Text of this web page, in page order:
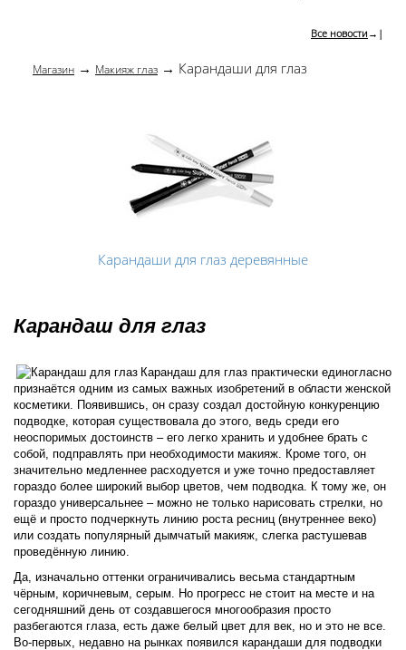
Все новости →|
Магазин → Макияж глаз → Карандаши для глаз
Карандаши для глаз деревянные
Карандаш для глаз
Карандаш для глаз практически единогласно
признаётся одним из самых важных изобретений в области женской
косметики. Появившись, он сразу создал достойную конкуренцию
подводке, которая существовала до этого, ведь среди его
неоспоримых достоинств – его легко хранить и удобнее брать с
собой, подправлять при необходимости макияж. Кроме того, он
значительно медленнее расходуется и уже точно предоставляет
гораздо более широкий выбор цветов, чем подводка. К тому же, он
гораздо универсальнее – можно не только нарисовать стрелки, но
ещё и просто подчеркнуть линию роста ресниц (внутреннее веко)
или создать популярный дымчатый макияж, слегка растушевав
проведённую линию.
Да, изначально оттенки ограничивались весьма стандартным
чёрным, коричневым, серым. Но прогресс не стоит на месте и на
сегодняшний день от создавшегося многообразия просто
разбегаются глаза, есть даже белый цвет для век, но и это не все.
Во-первых, недавно на рынках появился карандаши для подводки